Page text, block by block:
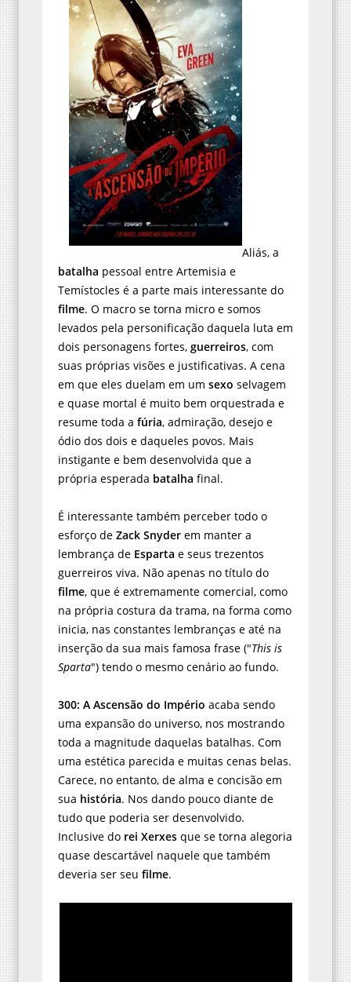
Aliás, a
batalha pessoal entre Artemisia e
Temístocles é a parte mais interessante do
filme. O macro se torna micro e somos
levados pela personificação daquela luta em
dois personagens fortes, guerreiros, com
suas próprias visões e justificativas. A cena
em que eles duelam em um sexo selvagem
e quase mortal é muito bem orquestrada e
resume toda a fúria, admiração, desejo e
ódio dos dois e daqueles povos. Mais
instigante e bem desenvolvida que a
própria esperada batalha final.
É interessante também perceber todo o
esforço de Zack Snyder em manter a
lembrança de Esparta e seus trezentos
guerreiros viva. Não apenas no título do
filme, que é extremamente comercial, como
na própria costura da trama, na forma como
inicia, nas constantes lembranças e até na
inserção da sua mais famosa frase ("This is
Sparta") tendo o mesmo cenário ao fundo.
300: A Ascensão do Império acaba sendo
uma expansão do universo, nos mostrando
toda a magnitude daquelas batalhas. Com
uma estética parecida e muitas cenas belas.
Carece, no entanto, de alma e concisão em
sua história. Nos dando pouco diante de
tudo que poderia ser desenvolvido.
Inclusive do rei Xerxes que se torna alegoria
quase descartável naquele que também
deveria ser seu filme.